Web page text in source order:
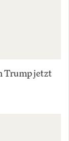
Trump jetzt